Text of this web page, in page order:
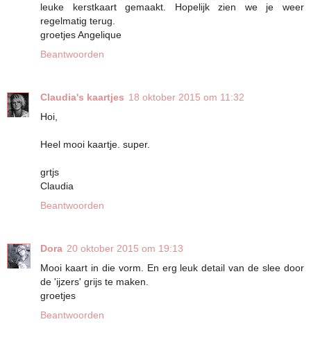
leuke kerstkaart gemaakt. Hopelijk zien we je weer
regelmatig terug.
groetjes Angelique
Beantwoorden
Claudia's kaartjes 18 oktober 2015 om 11:32
Hoi,
Heel mooi kaartje. super.
grtjs
Claudia
Beantwoorden
Dora 20 oktober 2015 om 19:13
Mooi kaart in die vorm. En erg leuk detail van de slee door
de 'ijzers' grijs te maken.
groetjes
Beantwoorden